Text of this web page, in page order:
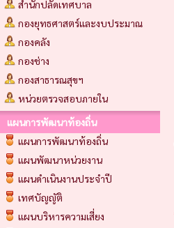
สำนักปลัดเทศบาล
กองยุทธศาสตร์และงบประมาณ
กองคลัง
กองช่าง
กองสาธารณสุขฯ
หน่วยตรวจสอบภายใน
แผนการพัฒนาท้องถิ่น
แผนการพัฒนาท้องถิ่น
แผนพัฒนาหน่วยงาน
แผนดำเนินงานประจำปี
เทศบัญญัติ
แผนบริหารความเสี่ยง